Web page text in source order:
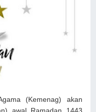
(Kemenag) akan